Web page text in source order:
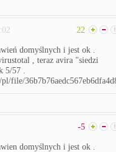
22
domyślnych i jest ok .
, teraz avira "siedzi
5/57 .
file/
-5
domyślnych i jest ok .